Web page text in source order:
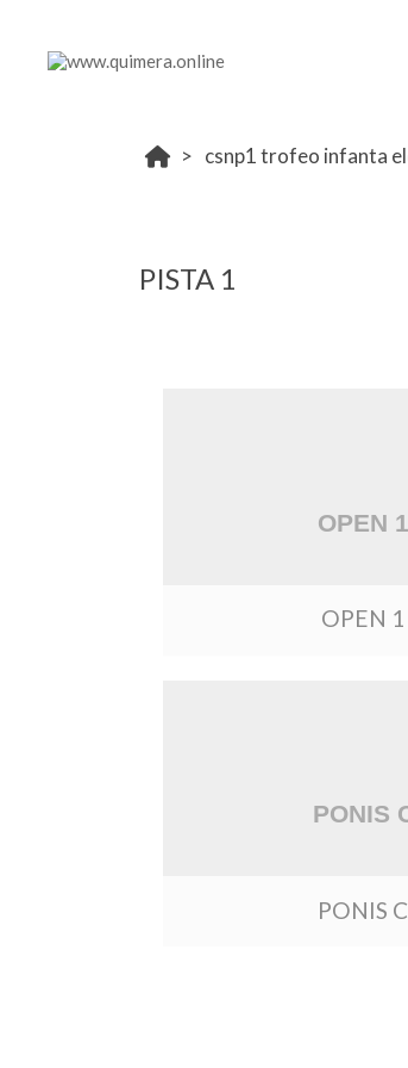
PISTA 1
OPEN 1
PONIS C